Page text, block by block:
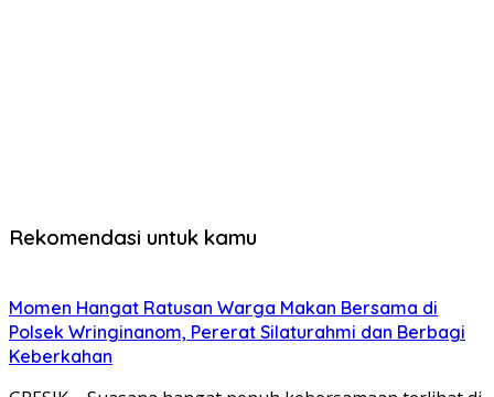
Rekomendasi untuk kamu
Momen Hangat Ratusan Warga Makan Bersama di
Polsek Wringinanom, Pererat Silaturahmi dan Berbagi
Keberkahan